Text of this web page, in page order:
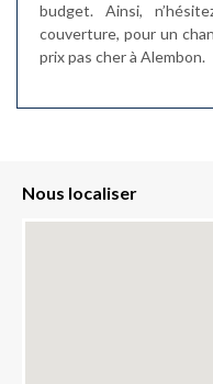
budget. Ainsi,
couverture, pour un
prix pas cher à Alembon.
Nous localiser